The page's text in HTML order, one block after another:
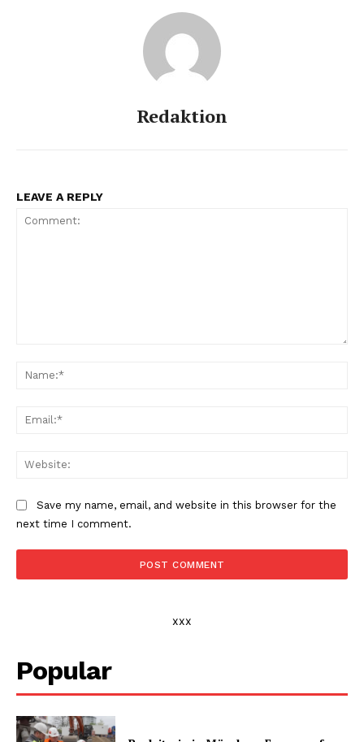
Redaktion
LEAVE A REPLY
Save my name, email, and website in this browser for the
next time I comment.
xxx
Popular